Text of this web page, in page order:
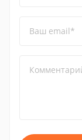
Ваш email*